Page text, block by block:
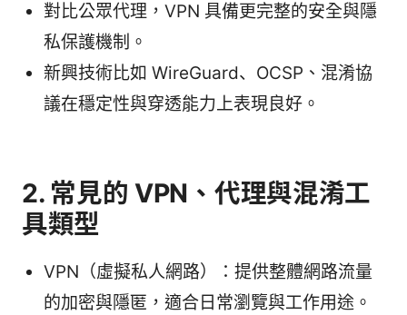
對比公眾代理，VPN 具備更完整的安全與隱
私保護機制。
新興技術比如 WireGuard、OCSP、混淆協
議在穩定性與穿透能力上表現良好。
2. 常見的 VPN、代理與混淆工
具類型
VPN（虛擬私人網路）：提供整體網路流量
的加密與隱匿，適合日常瀏覽與工作用途。